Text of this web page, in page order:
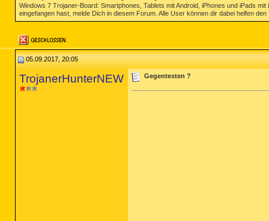
Windows 7 Trojaner-Board: Smartphones, Tablets mit Android, iPhones und iPads
eingefangen hast, melde Dich in diesem Forum. Alle User können dir dabei helfen
05.09.2017, 20:05
TrojanerHunterNEW Gegentesten ?